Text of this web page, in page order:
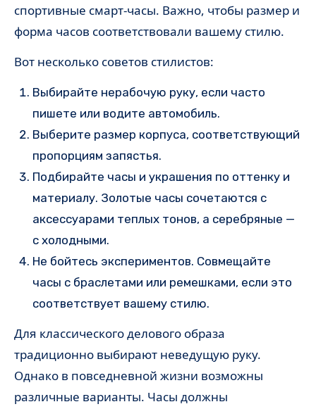
спортивные смарт-часы. Важно, чтобы размер и
форма часов соответствовали вашему стилю.
Вот несколько советов стилистов:
Выбирайте нерабочую руку, если часто
пишете или водите автомобиль.
Выберите размер корпуса, соответствующий
пропорциям запястья.
Подбирайте часы и украшения по оттенку и
материалу. Золотые часы сочетаются с
аксессуарами теплых тонов, а серебряные —
с холодными.
Не бойтесь экспериментов. Совмещайте
часы с браслетами или ремешками, если это
соответствует вашему стилю.
Для классического делового образа
традиционно выбирают неведущую руку.
Однако в повседневной жизни возможны
различные варианты. Часы должны